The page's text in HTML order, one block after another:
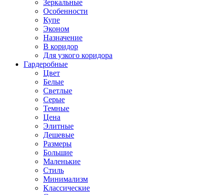
Зеркальные
Особенности
Купе
Эконом
Назначение
В коридор
Для узкого коридора
Гардеробные
Цвет
Белые
Светлые
Серые
Темные
Цена
Элитные
Дешевые
Размеры
Большие
Маленькие
Стиль
Минимализм
Классические